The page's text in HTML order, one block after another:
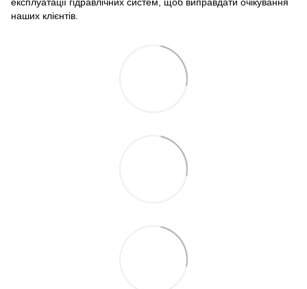
наших клієнтів.